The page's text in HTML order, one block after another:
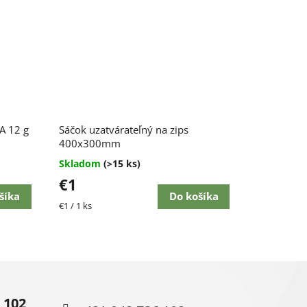
12 g
Sáčok uzatvárateľný na zips
400x300mm
hodnotenie
produktu
4,5
z
5
hviezdičiek.
Skladom (>15 ks)
€1
Jednotková
€1 / 1 ks
Do košíka
102